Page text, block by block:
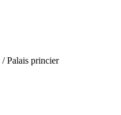
Palais princier